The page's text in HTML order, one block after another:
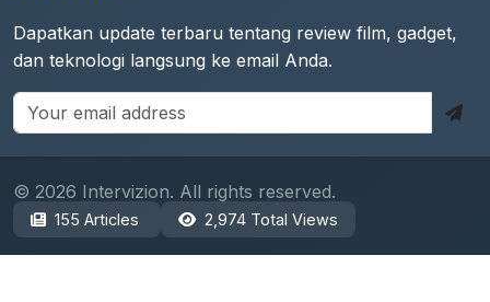
Dapatkan update terbaru tentang review film, gadget,
dan teknologi langsung ke email Anda.
© 2026 Intervizion. All rights reserved.
155 Articles 2,974 Total Views